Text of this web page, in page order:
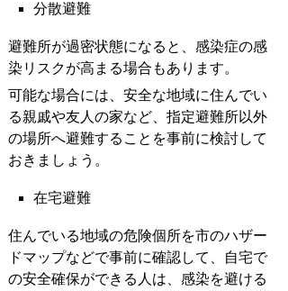
分散避難
避難所が過密状態になると、感染症の感
染リスクが高まる場合もあります。
可能な場合には、安全な地域に住んでい
る親戚や友人の家など、指定避難所以外
の場所へ避難することを事前に検討して
おきましょう。
在宅避難
住んでいる地域の危険個所を市のハザー
ドマップなどで事前に確認して、自宅で
の安全確保ができる人は、感染を避ける